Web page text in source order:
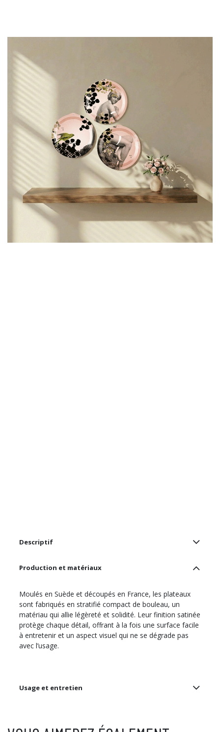
Descriptif
Production et matériaux
Moulés en Suède et découpés en France, les plateaux
sont fabriqués en stratifié compact de bouleau, un
matériau qui allie légèreté et solidité. Leur finition satinée
protège chaque détail, offrant à la fois une surface facile
à entretenir et un aspect visuel qui ne se dégrade pas
avec l’usage.
Usage et entretien